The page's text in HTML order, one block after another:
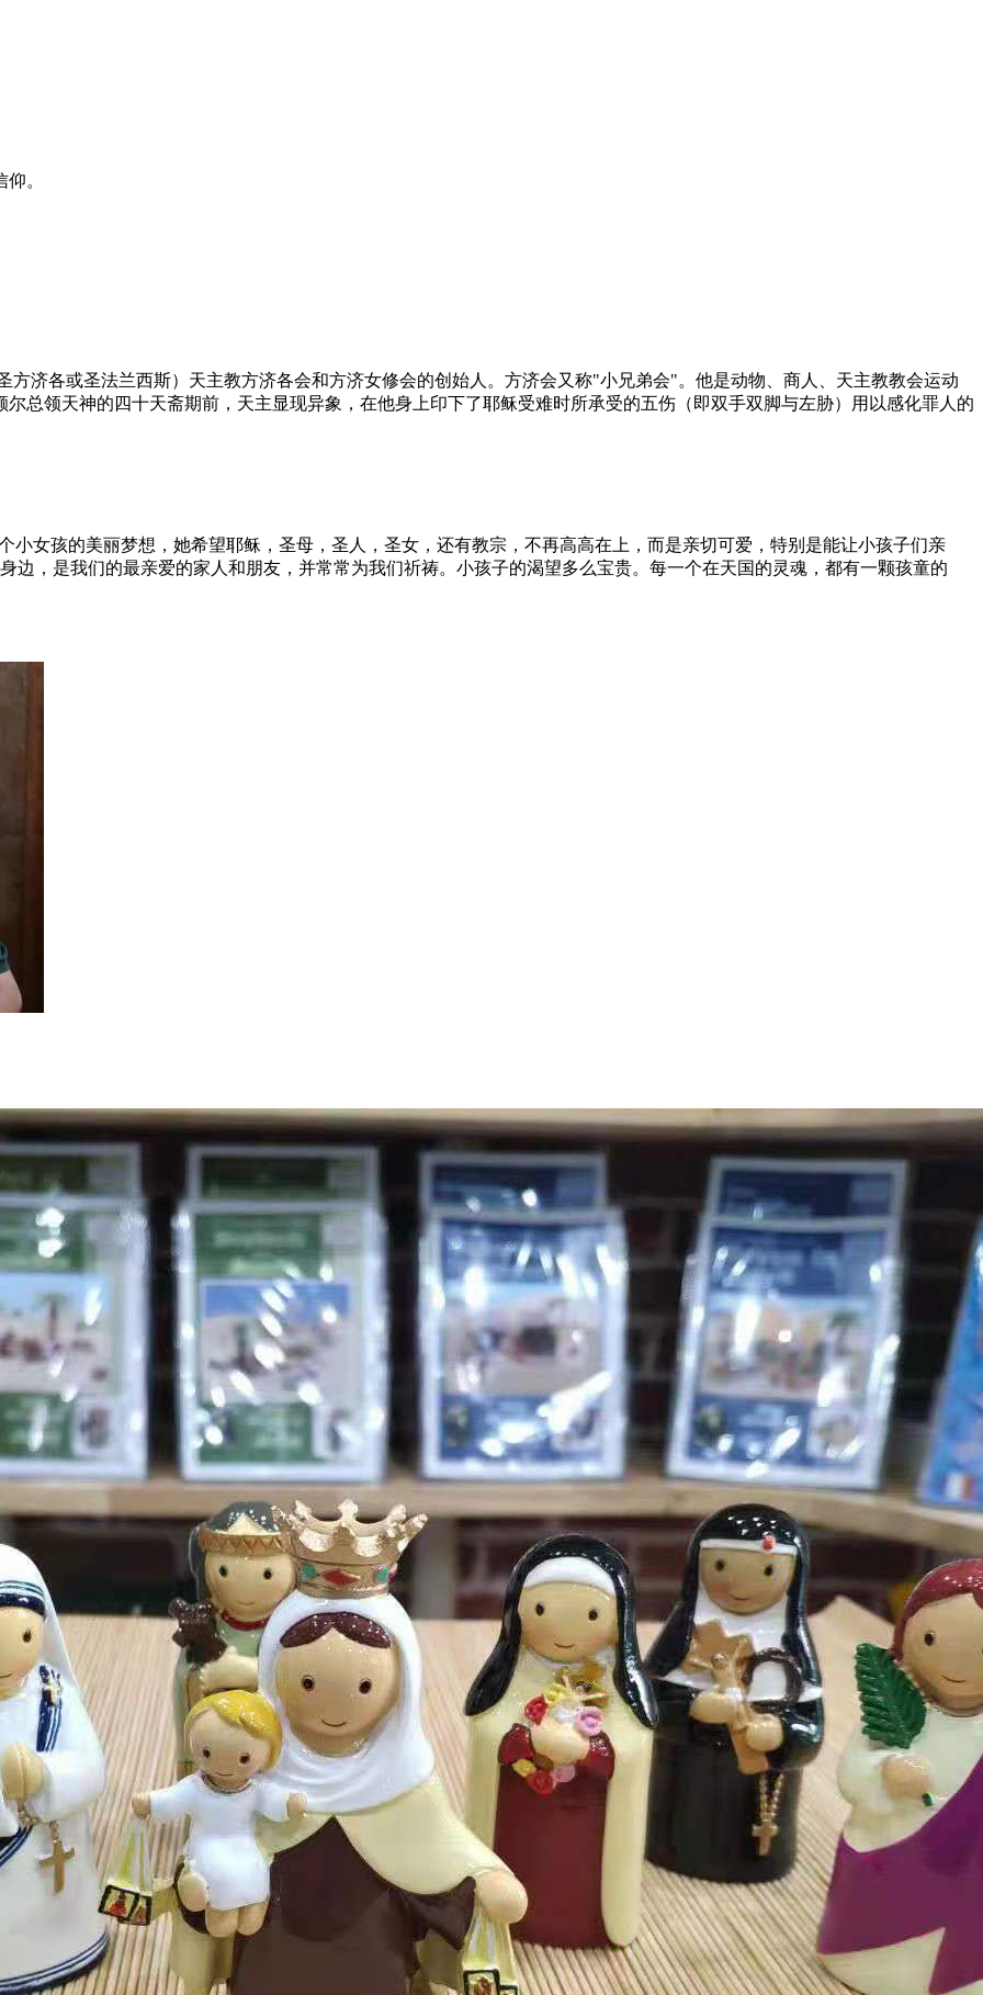
。
方济各或圣法兰西斯）天主教方济各会和方济女修会的创始人。方济会又称"小兄弟会"。他是动物、商人、天主教教会运动
总领天神的四十天斋期前，天主显现异象，在他身上印下了耶稣受难时所承受的五伤（即双手双脚与左胁）用以感化罪人的
小女孩的美丽梦想，她希望耶稣，圣母，圣人，圣女，还有教宗，不再高高在上，而是亲切可爱，特别是能让小孩子们亲
边，是我们的最亲爱的家人和朋友，并常常为我们祈祷。小孩子的渴望多么宝贵。每一个在天国的灵魂，都有一颗孩童的